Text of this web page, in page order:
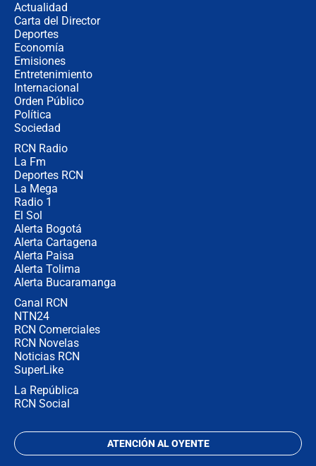
Actualidad
Carta del Director
Deportes
Economía
Emisiones
Entretenimiento
Internacional
Orden Público
Política
Sociedad
RCN Radio
La Fm
Deportes RCN
La Mega
Radio 1
El Sol
Alerta Bogotá
Alerta Cartagena
Alerta Paisa
Alerta Tolima
Alerta Bucaramanga
Canal RCN
NTN24
RCN Comerciales
RCN Novelas
Noticias RCN
SuperLike
La República
RCN Social
ATENCIÓN AL OYENTE